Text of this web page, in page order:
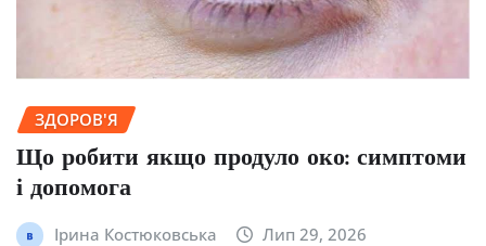
ЗДОРОВ'Я
Що робити якщо продуло око: симптоми
і допомога
Ірина Костюковська Лип 29, 2026